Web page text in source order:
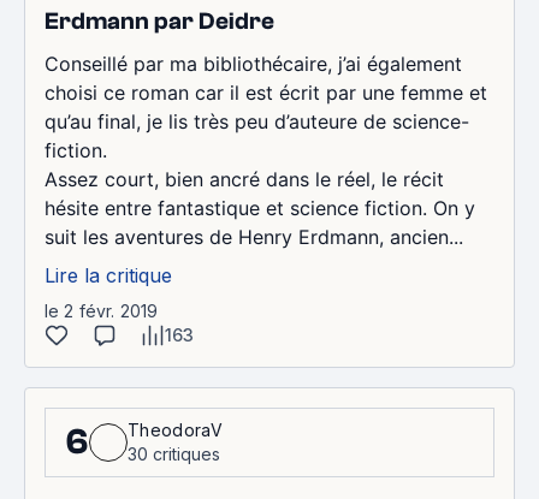
Erdmann par Deidre
Conseillé par ma bibliothécaire, j’ai également
choisi ce roman car il est écrit par une femme et
qu’au final, je lis très peu d’auteure de science-
fiction.
Assez court, bien ancré dans le réel, le récit
hésite entre fantastique et science fiction. On y
suit les aventures de Henry Erdmann, ancien...
Lire la critique
le 2 févr. 2019
163
6
TheodoraV
30 critiques